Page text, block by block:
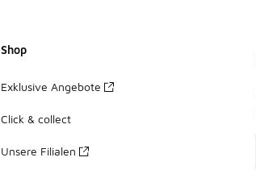
Shop
Exklusive Angebote
Click & collect
Unsere Filialen